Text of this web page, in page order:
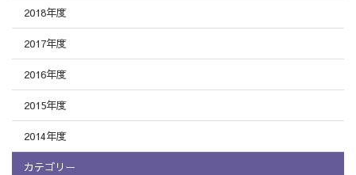
2018年度
2017年度
2016年度
2015年度
2014年度
カテゴリー